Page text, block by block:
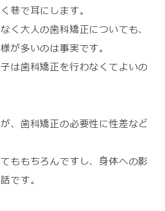
巷で耳にします。
く大人の歯科矯正についても、
が多いのは事実です。
は歯科矯正を行わなくてよいの
、歯科矯正の必要性に性差など
ももちろんですし、身体への影
です。